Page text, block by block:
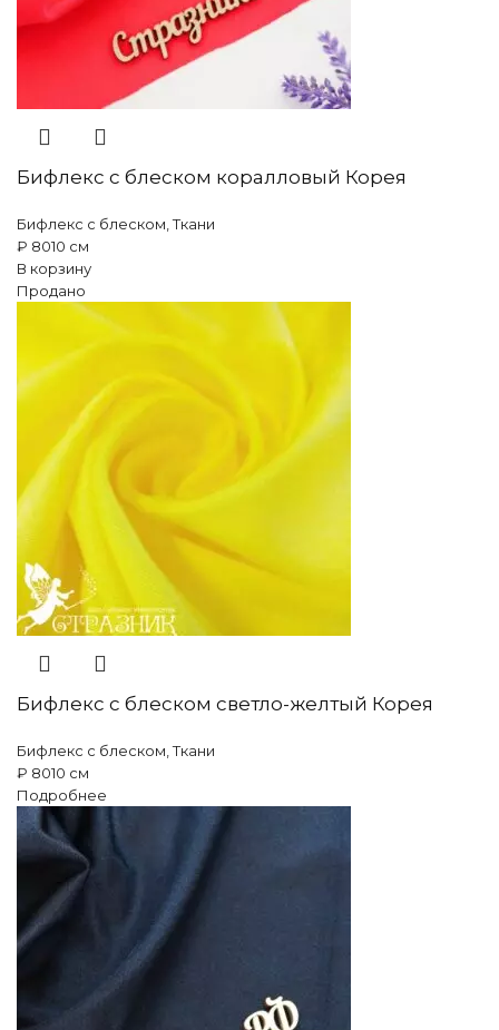
Бифлекс с блеском коралловый Корея
Бифлекс с блеском ,Ткани
₽ 8010 см
В корзину
Продано
Бифлекс с блеском светло-желтый Корея
Бифлекс с блеском ,Ткани
₽ 8010 см
Подробнее